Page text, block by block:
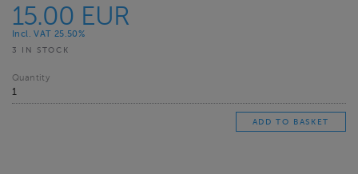
15.00 EUR
Incl. VAT 25.50%
3 IN STOCK
Quantity